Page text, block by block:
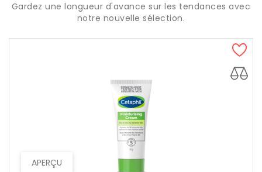
Gardez une longueur d'avance sur les tendances avec
notre nouvelle sélection.
APERÇU